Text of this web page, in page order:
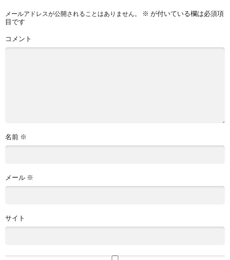
メールアドレスが公開されることはありません。 ※ が付いている欄は必須項
目です
コメント
名前 ※
メール ※
サイト